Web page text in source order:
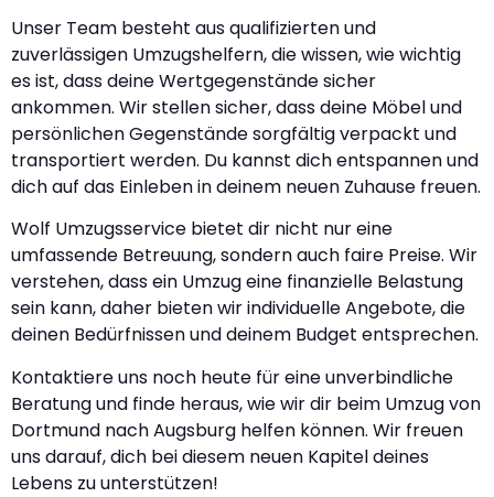
Unser Team besteht aus qualifizierten und
zuverlässigen Umzugshelfern, die wissen, wie wichtig
es ist, dass deine Wertgegenstände sicher
ankommen. Wir stellen sicher, dass deine Möbel und
persönlichen Gegenstände sorgfältig verpackt und
transportiert werden. Du kannst dich entspannen und
dich auf das Einleben in deinem neuen Zuhause freuen.
Wolf Umzugsservice bietet dir nicht nur eine
umfassende Betreuung, sondern auch faire Preise. Wir
verstehen, dass ein Umzug eine finanzielle Belastung
sein kann, daher bieten wir individuelle Angebote, die
deinen Bedürfnissen und deinem Budget entsprechen.
Kontaktiere uns noch heute für eine unverbindliche
Beratung und finde heraus, wie wir dir beim Umzug von
Dortmund nach Augsburg helfen können. Wir freuen
uns darauf, dich bei diesem neuen Kapitel deines
Lebens zu unterstützen!